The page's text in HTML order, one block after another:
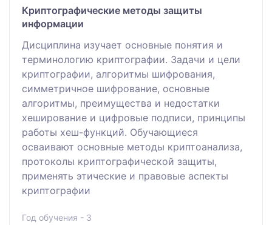
Криптографические методы защиты
информации
Дисциплина изучает основные понятия и
терминологию криптографии. Задачи и цели
криптографии, алгоритмы шифрования,
симметричное шифрование, основные
алгоритмы, преимущества и недостатки
хеширование и цифровые подписи, принципы
работы хеш-функций. Обучающиеся
осваивают основные методы криптоанализа,
протоколы криптографической защиты,
применять этические и правовые аспекты
криптографии
Год обучения - 3